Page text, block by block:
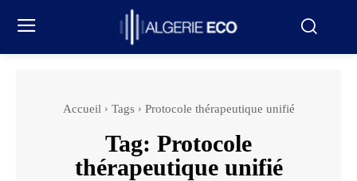
Accueil Tags Protocole thérapeutique unifié
Tag: Protocole
thérapeutique unifié